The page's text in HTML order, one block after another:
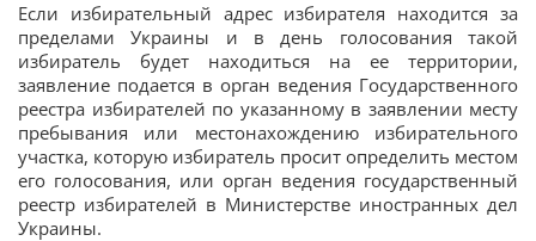
Если избирательный адрес избирателя находится за
пределами Украины и в день голосования такой
избиратель будет находиться на ее территории,
заявление подается в орган ведения Государственного
реестра избирателей по указанному в заявлении месту
пребывания или местонахождению избирательного
участка, которую избиратель просит определить местом
его голосования, или орган ведения государственный
реестр избирателей в Министерстве иностранных дел
Украины.